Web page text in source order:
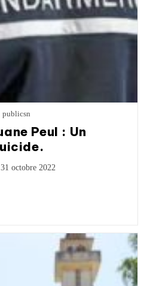
publicsn
Peul : Un
31 octobre 2022